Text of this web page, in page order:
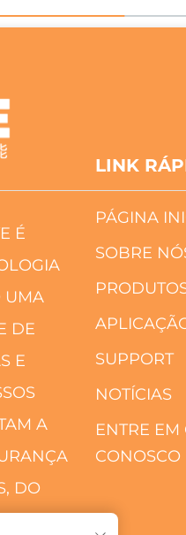
É
UMA
DE
E
A
DO
LINK
PÁGINA
SOBRE
SUPPORT
NOTÍCIAS
ENTRE EM
CONOSCO